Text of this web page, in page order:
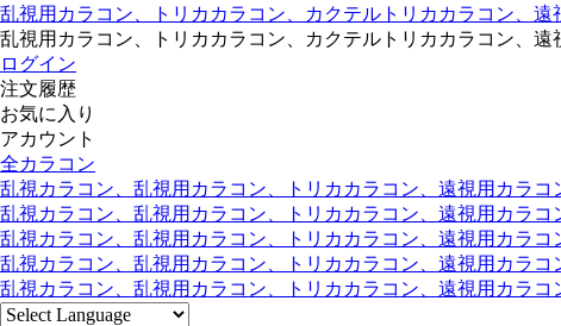
乱視用カラコン、トリカカラコン、カクテルトリカカラコン、
乱視用カラコン、トリカカラコン、カクテルトリカカラコン、
ログイン
注文履歴
お気に入り
アカウント
全カラコン
乱視カラコン、乱視用カラコン、トリカカラコン、遠視用カラ
乱視カラコン、乱視用カラコン、トリカカラコン、遠視用カラ
乱視カラコン、乱視用カラコン、トリカカラコン、遠視用カラ
乱視カラコン、乱視用カラコン、トリカカラコン、遠視用カラ
乱視カラコン、乱視用カラコン、トリカカラコン、遠視用カラ